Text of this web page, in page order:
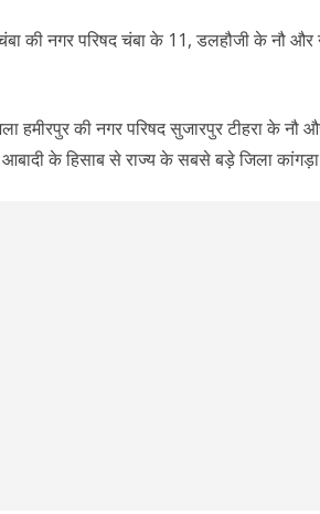
की नगर परिषद चंबा के 11, डलहौजी के नौ और
हमीरपुर की नगर परिषद सुजारपुर टीहरा के नौ
आबादी के हिसाब से राज्य के सबसे बड़े जिला